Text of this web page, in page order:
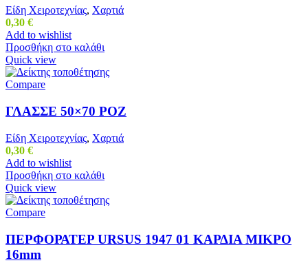
Είδη Χειροτεχνίας, Χαρτιά
0,30 €
Add to wishlist
Προσθήκη στο καλάθι
Quick view
Compare
ΓΛΑΣΣΕ 50×70 ΡΟΖ
Είδη Χειροτεχνίας, Χαρτιά
0,30 €
Add to wishlist
Προσθήκη στο καλάθι
Quick view
Compare
ΠΕΡΦΟΡΑΤΕΡ URSUS 1947 01 ΚΑΡΔΙΑ ΜΙΚΡΟ
16mm